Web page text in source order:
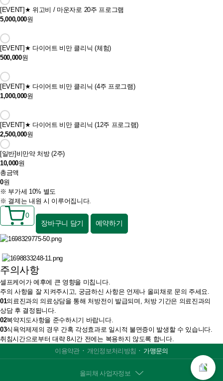
[EVENT] ★ 위고비 / 마운자로 20주 프로그램
5,000,000원
[EVENT] ★ 다이어트 비만 클리닉 (체험)
500,000원
[EVENT] ★ 다이어트 비만 클리닉 (4주 프로그램)
1,000,000원
[EVENT] ★ 다이어트 비만 클리닉 (12주 프로그램)
2,500,000원
[일반] 비만약 처방 (2주)
10,000원
총금액
0원
※ 부가세 10% 별도
※ 결제는 내원 시 이루어집니다.
0
장바구니 담기
예약하기
주의사항
셀프케어가 예후에 큰 영향을 미칩니다.
주의 사항을 잘 지켜주시고, 궁금하신 사항은 언제나 올피채로 문의 주세요.
01의료진과의 의료상담을 통해 처방전이 발급되며, 처방 기간은 의료진과의
상담 후 결정됩니다.
02복약지도사항을 준수하시기 바랍니다.
03식욕억제제의 경우 간혹 각성효과로 일시적 불면증이 발생할 수 있습니다.
취침시간으로부터 대략 8시간 전에는 복용하지 않도록 합니다.
이용약관ㆍ 개인정보처리방침 ㆍ 가맹문의
올피채 사업자정보